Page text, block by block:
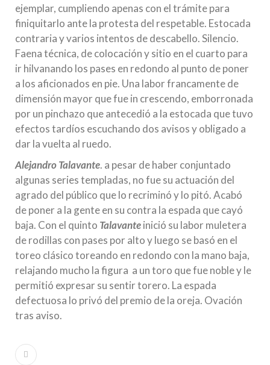
ejemplar, cumpliendo apenas con el trámite para
finiquitarlo ante la protesta del respetable. Estocada
contraria y varios intentos de descabello. Silencio.
Faena técnica, de colocación y sitio en el cuarto para
ir hilvanando los pases en redondo al punto de poner
a los aficionados en pie. Una labor francamente de
dimensión mayor que fue in crescendo, emborronada
por un pinchazo que antecedió a la estocada que tuvo
efectos tardíos escuchando dos avisos y obligado a
dar la vuelta al ruedo.
Alejandro Talavante. a pesar de haber conjuntado
algunas series templadas, no fue su actuación del
agrado del público que lo recriminó y lo pitó. Acabó
de poner a la gente en su contra la espada que cayó
baja. Con el quinto Talavanteinició su labor muletera
de rodillas con pases por alto y luego se basó en el
toreo clásico toreando en redondo con la mano baja,
relajando mucho la figura a un toro que fue noble y le
permitió expresar su sentir torero. La espada
defectuosa lo privó del premio de la oreja. Ovación
tras aviso.